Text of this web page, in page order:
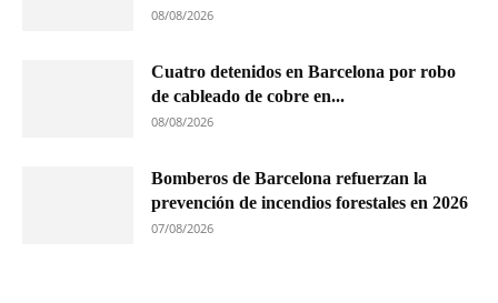
08/08/2026
Cuatro detenidos en Barcelona por robo
de cableado de cobre en...
08/08/2026
Bomberos de Barcelona refuerzan la
prevención de incendios forestales en 2026
07/08/2026